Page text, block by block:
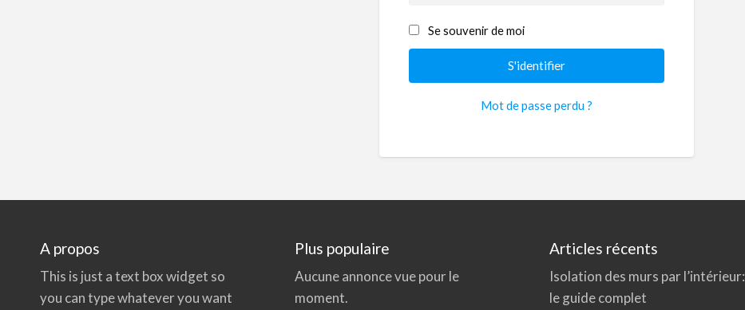
Se souvenir de moi
Mot de passe perdu ?
A propos
This is just a text box widget so
you can type whatever you want
Plus populaire
Aucune annonce vue pour le
moment.
Articles récents
Isolation des murs par l’intérieur:
le guide complet